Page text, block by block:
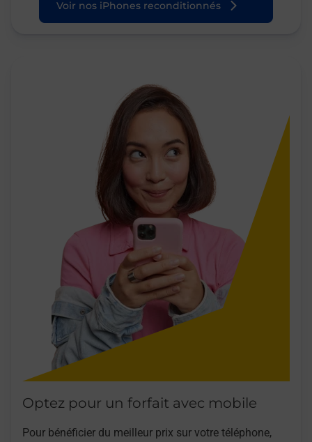
Voir nos iPhones reconditionnés
Optez pour un forfait avec mobile
Pour bénéficier du meilleur prix sur votre téléphone,